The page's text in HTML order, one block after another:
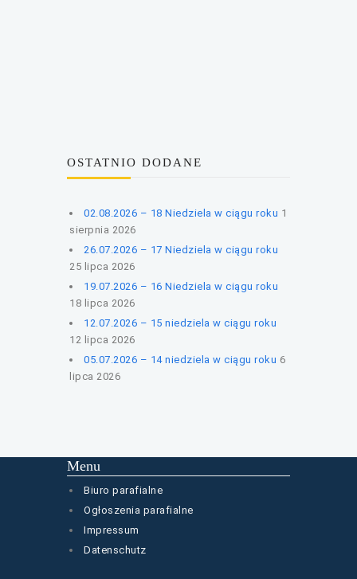
OSTATNIO DODANE
02.08.2026 – 18 Niedziela w ciągu roku 1
sierpnia 2026
26.07.2026 – 17 Niedziela w ciągu roku
25 lipca 2026
19.07.2026 – 16 Niedziela w ciągu roku
18 lipca 2026
12.07.2026 – 15 niedziela w ciągu roku
12 lipca 2026
05.07.2026 – 14 niedziela w ciągu roku 6
lipca 2026
Menu
Biuro parafialne
Ogłoszenia parafialne
Impressum
Datenschutz